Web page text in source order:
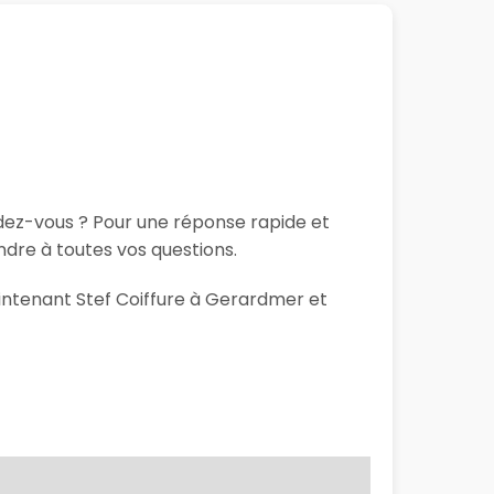
vous ? Pour une réponse rapide et
à toutes vos questions.
Stef Coiffure à Gerardmer et